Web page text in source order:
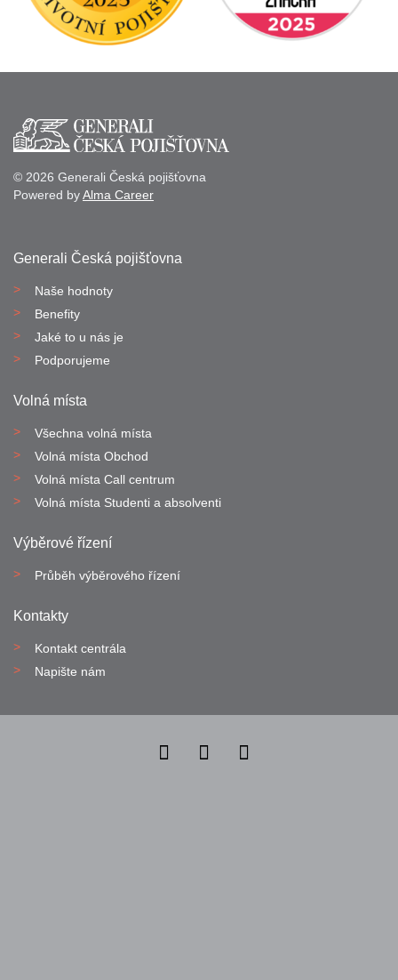
© 2026 Generali Česká pojišťovna
Powered byAlma Career
Generali Česká pojišťovna
Naše hodnoty
Benefity
Jaké to u nás je
Podporujeme
Volná místa
Všechna volná místa
Volná místa Obchod
Volná místa Call centrum
Volná místa Studenti a absolventi
Výběrové řízení
Průběh výběrového řízení
Kontakty
Kontakt centrála
Napište nám